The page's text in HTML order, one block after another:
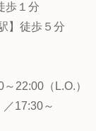
歩１分
徒歩５分
22:00（L.O.）
17:30～